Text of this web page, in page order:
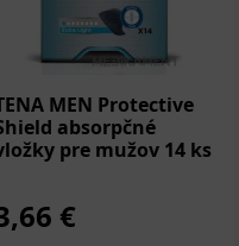
MEN Protective
absorpčné
pre mužov 14 ks
€